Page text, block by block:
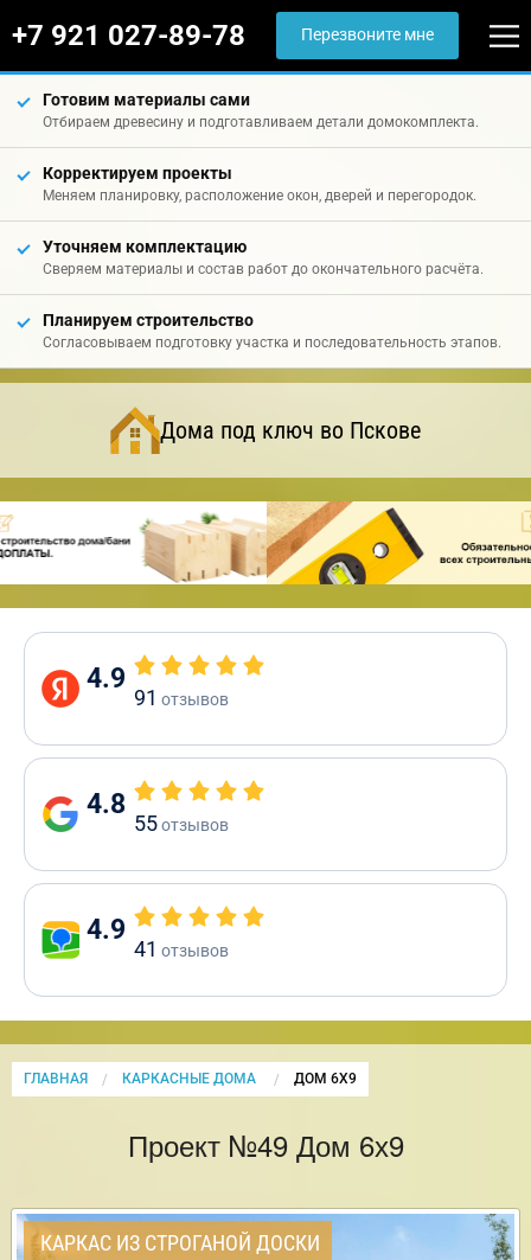
+7 921 027-89-78 Перезвоните мне
Готовим материалы сами
Отбираем древесину и подготавливаем детали домокомплекта.
Корректируем проекты
Меняем планировку, расположение окон, дверей и перегородок.
Уточняем комплектацию
Сверяем материалы и состав работ до окончательного расчёта.
Планируем строительство
Согласовываем подготовку участка и последовательность этапов.
Дома под ключ во Пскове
4.9
91 отзывов
4.8
55отзывов
4.9
41 отзывов
ГЛАВНАЯ КАРКАСНЫЕ ДОМА CURRENT:
ДОМ 6Х9
Проект №49 Дом 6х9
КАРКАС ИЗ СТРОГАНОЙ ДОСКИ